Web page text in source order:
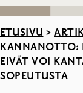
ETUSIVU >
KANNANOTTO:
EIVÄT VOI
SOPEUTUSTA